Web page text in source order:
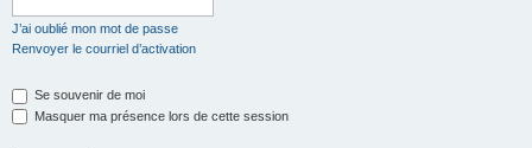
J’ai oublié mon mot de passe
Renvoyer le courriel d’activation
Se souvenir de moi
Masquer ma présence lors de cette session